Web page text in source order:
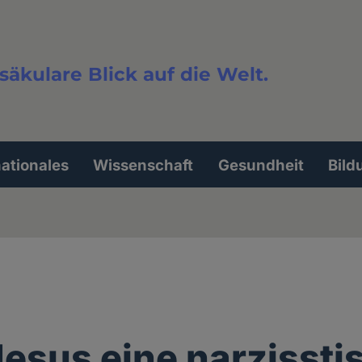
Blick auf die Welt.
Wissenschaft Gesundheit